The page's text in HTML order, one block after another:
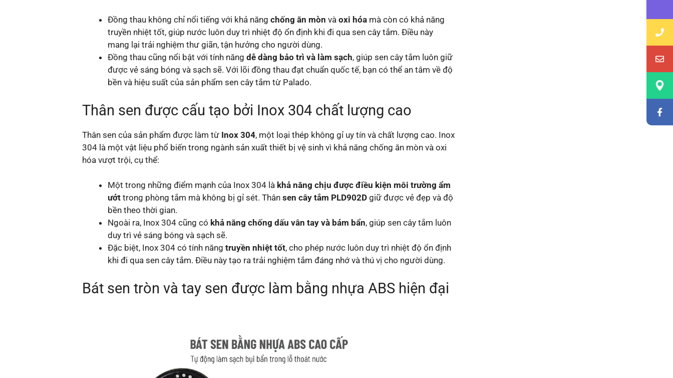
Đồng thau không chỉ nổi tiếng với khả năngchống ăn mòn vàoxi hóa mà còn có khả năng
truyền nhiệt tốt, giúp nước luôn duy trì nhiệt độ ổn định khi đi qua sen cây tắm. Điều này
mang lại trải nghiệm thư giãn, tận hưởng cho người dùng.
Đồng thau cũng nổi bật với tính năngdễ dàng bảo trì và làm sạch, giúp sen cây tắm luôn giữ
được vẻ sáng bóng và sạch sẽ. Với lõi đồng thau đạt chuẩn quốc tế, bạn có thể an tâm về độ
bền và hiệu suất của sản phẩm sen cây tắm từ Palado.
Thân sen được cấu tạo bởi Inox 304 chất lượng cao
Thân sen của sản phẩm được làm từ Inox 304, một loại thép không gỉ uy tín và chất lượng cao. Inox
304 là một vật liệu phổ biến trong ngành sản xuất thiết bị vệ sinh vì khả năng chống ăn mòn và oxi
hóa vượt trội, cụ thể:
Một trong những điểm mạnh của Inox 304 là khả năng chịu được điều kiện môi trường ẩm
ướt trong phòng tắm mà không bị gỉ sét. Thânsen cây tắm PLD902D giữ được vẻ đẹp và độ
bền theo thời gian.
Ngoài ra, Inox 304 cũng có khả năng chống dấu vân tay và bám bẩn, giúp sen cây tắm luôn
duy trì vẻ sáng bóng và sạch sẽ.
Đặc biệt, Inox 304 có tính năngtruyền nhiệt tốt, cho phép nước luôn duy trì nhiệt độ ổn định
khi đi qua sen cây tắm. Điều này tạo ra trải nghiệm tắm đáng nhớ và thú vị cho người dùng.
Bát sen tròn và tay sen được làm bằng nhựa ABS hiện đại